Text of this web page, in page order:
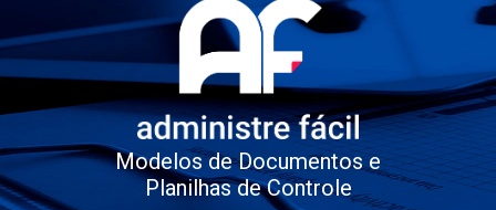
Modelos de Documentos e
Planilhas de Controle